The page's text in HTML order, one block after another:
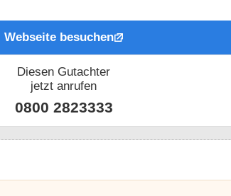
Webseite besuchen
Diesen Gutachter
jetzt anrufen
0800 2823333